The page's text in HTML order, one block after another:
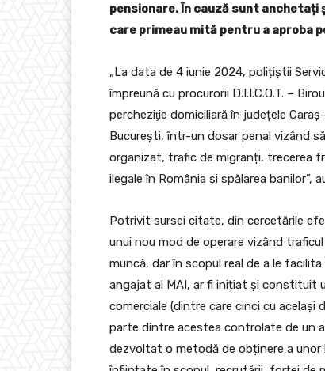
pensionare. În cauză sunt
care primeau mită pentru a aproba
„La data de 4 iunie 2024, polițiștii
împreună cu procurorii D.I.I.C.O.T. –
percheziţie domiciliară în județele
Bucureşti, într-un dosar penal vizând
organizat, trafic de migranți, trecerea
ilegale în România și spălarea banilor”,
Potrivit sursei citate, din cercetările
unui nou mod de operare vizând
muncă, dar în scopul real de a le
angajat al MAI, ar fi inițiat și constituit
comerciale (dintre care cinci cu același
parte dintre acestea controlate de un
dezvoltat o metodă de obținere a unor